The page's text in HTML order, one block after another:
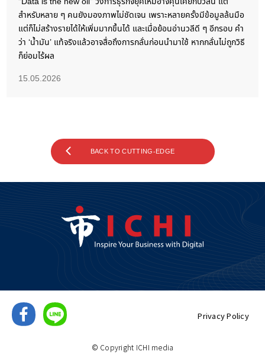
สำหรับหลาย ๆ คนยังมองภาพไม่ชัดเจน เพราะหลายครั้งมีข้อมูลล้นมือ
แต่ก็ไม่สร้างรายได้ให้เพิ่มมากขึ้นได้ และเมื่อย้อนอ่านวลีดี ๆ อีกรอบ คำ
ว่า ‘น้ำมัน’ แท้จริงแล้วอาจสื่อถึงการกลั่นก่อนนำมาใช้ หากกลั่นไม่ถูกวิธี
ก็ย่อมไร้ผล
15.05.2026
BACK TO CUTTING-EDGE
Privacy Policy
© Copyright ICHI media